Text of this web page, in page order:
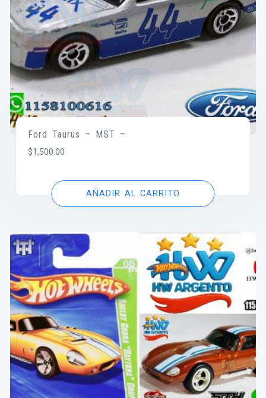
Ford Taurus – MST –
$1,500.00
AÑADIR AL CARRITO